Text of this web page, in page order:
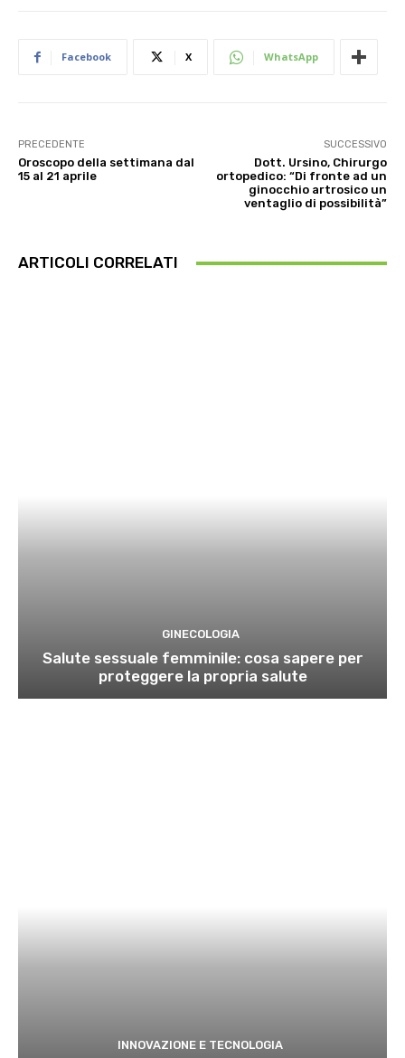
Facebook X WhatsApp
PRECEDENTE
Oroscopo della settimana dal
15 al 21 aprile
SUCCESSIVO
Dott. Ursino, Chirurgo
ortopedico: “Di fronte ad un
ginocchio artrosico un
ventaglio di possibilità”
ARTICOLI CORRELATI
GINECOLOGIA
Salute sessuale femminile: cosa sapere per
proteggere la propria salute
INNOVAZIONE E TECNOLOGIA